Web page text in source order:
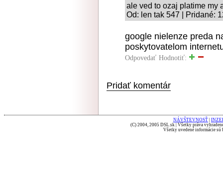
ale ved to ozaj platime my
Od: len tak 547 | Pridané:
google nielenze preda
poskytovatelom
Odpovedať Hodnotiť:
Pridať komentár
NÁVŠTEVNOSŤ
(C) 2004, 2005 DSL.sk | Všetky práva
Všetky uvedené informácie sú